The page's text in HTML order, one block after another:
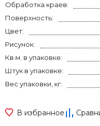
Обработка краев:
Поверхность:
Цвет:
Рисунок:
Кв.м. в упаковке:
Штук в упаковке:
Вес упаковки, кг:
В избранное